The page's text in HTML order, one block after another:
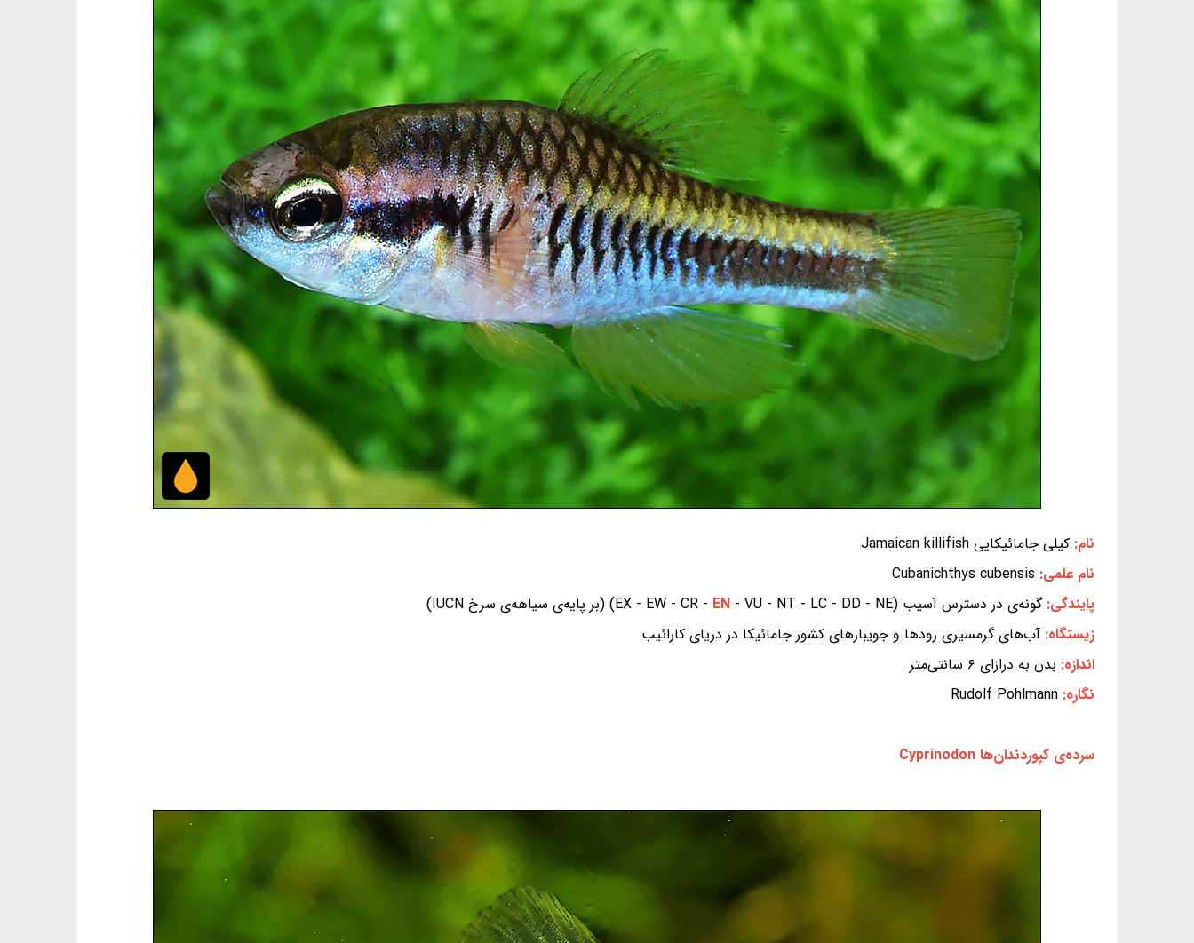
نام: کیلی جامائیکایی Jamaican killifish
نام علمی: Cubanichthys cubensis
پایندگی:گونه‌ی در دسترس آسیب (EX - EW - CR - EN - VU - NT - LC - DD - NE) (بر پایه‌ی سیاهه‌ی سرخ IUCN)
زیستگاه: آب‌های گرمسیری رودها و جویبارهای کشور جامائیکا در دریای کارائیب
اندازه: بدن به درازای ۶ سانتی‌متر
نگاره: Rudolf Pohlmann
سرده‌ی کپوردندان‌ها Cyprinodon